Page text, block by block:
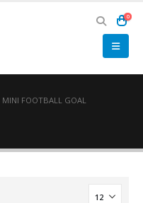
0
MINI FOOTBALL GOAL